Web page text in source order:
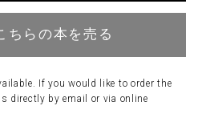
ちらの本を売る
If you would like to order the
directly by email or via online